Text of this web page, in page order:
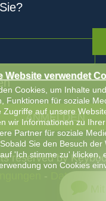
ANMELDEN
reserved by
-
Website verwendet
Cookies, um Inhalte
Funktionen für soziale
Zugriffe auf unsere
wir Informationen zu
Partner für soziale
Sie den Besuch der
'Ich stimme zu' klicken,
von Cookies